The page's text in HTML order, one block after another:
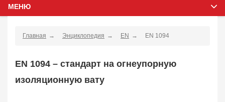
МЕНЮ
Главная Энциклопедия EN EN 1094
EN 1094 – стандарт на огнеупорную
изоляционную вату